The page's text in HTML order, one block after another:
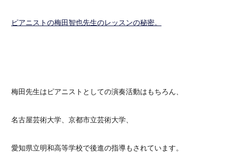
ピアニストの梅田智也先生のレッスンの秘密。
梅田先生はピアニストとしての演奏活動はもちろん、
名古屋芸術大学、京都市立芸術大学、
愛知県立明和高等学校で後進の指導もされています。